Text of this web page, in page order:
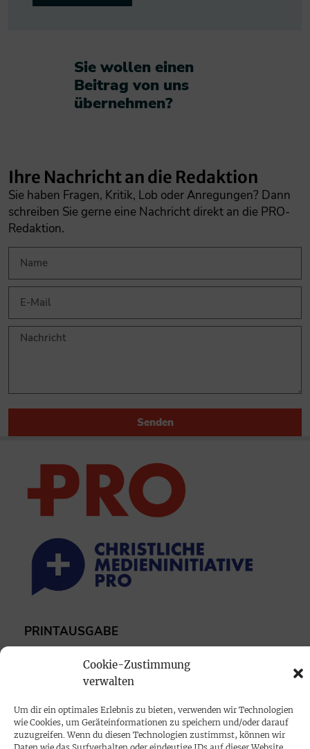
Cookie-Zustimmung
verwalten
Um dir ein optimales Erlebnis zu bieten, verwenden wir Technologien
wie Cookies, um Geräteinformationen zu speichern und/oder darauf
zuzugreifen. Wenn du diesen Technologien zustimmst, können wir
Sie wollen einen
Beitrag von uns
übernehmen?​
Ihre Nachricht an die Redaktion
Sie haben Fragen, Kritik, Lob oder Anregungen? Dann
schreiben Sie gerne eine Nachricht direkt an die PRO-
Redaktion.
Senden
PRINTAUSGABE
Impressum